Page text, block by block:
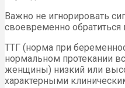
Важно не игнорировать
своевременно обратиться
ТТГ (норма при
нормальном протекании
женщины) низкий или
характерными